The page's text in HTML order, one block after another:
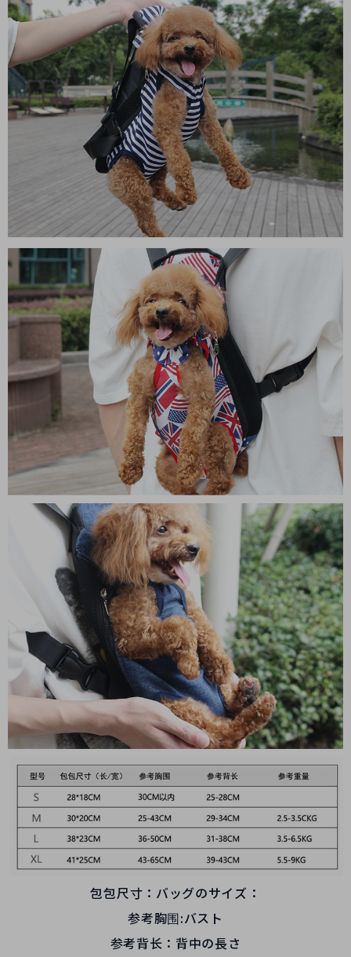
包包尺寸：バッグのサイズ：
参考胸围:バスト
参考背长：背中の長さ